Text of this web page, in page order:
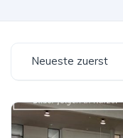
Neueste zuerst